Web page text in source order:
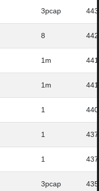
3pcap 443
8 442
1m 441
1m 441
1 440
1 437
1 437
3pcap 435